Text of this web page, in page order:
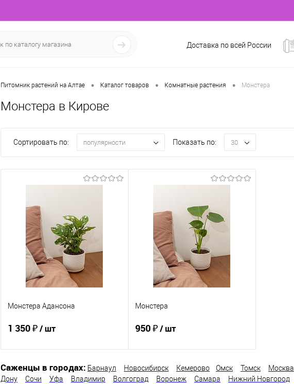
Доставка по всей России
Питомник растений на Алтае • Каталог товаров • Комнатные растения • Монстера
Монстера в Кирове
Сортировать по: популярности Показать по: 30
Монстера Адансона
1 350 ₽/ шт
В корзину
Монстера
950 ₽/ шт
В корзину
Саженцы в городах: Барнаул Новосибирск Кемерово Омск Томск Москва
Дону
Сочи Уфа Владимир Волгоград Воронеж Самара Нижний Новгород